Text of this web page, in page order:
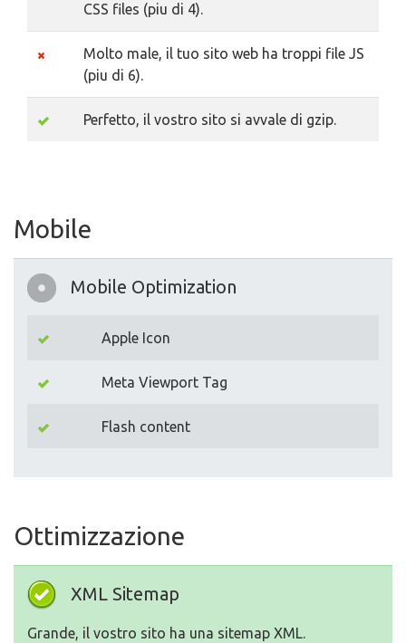
CSS files (piu di 4).
Molto male, il tuo sito web ha troppi file JS
(piu di 6).
Perfetto, il vostro sito si avvale di gzip.
Mobile
Mobile Optimization
Apple Icon
Meta Viewport Tag
Flash content
Ottimizzazione
XML Sitemap
Grande, il vostro sito ha una sitemap XML.